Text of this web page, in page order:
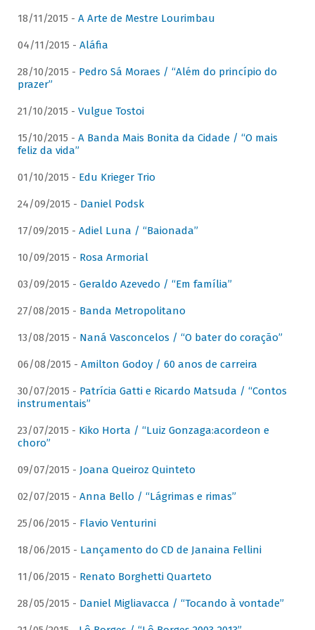
18/11/2015 - A Arte de Mestre Lourimbau
04/11/2015 - Aláfia
28/10/2015 - Pedro Sá Moraes / “Além do princípio do
prazer”
21/10/2015 - Vulgue Tostoi
15/10/2015 - A Banda Mais Bonita da Cidade / “O mais
feliz da vida”
01/10/2015 - Edu Krieger Trio
24/09/2015 - Daniel Podsk
17/09/2015 - Adiel Luna / “Baionada”
10/09/2015 - Rosa Armorial
03/09/2015 - Geraldo Azevedo / “Em família”
27/08/2015 - Banda Metropolitano
13/08/2015 - Naná Vasconcelos / “O bater do coração”
06/08/2015 - Amilton Godoy / 60 anos de carreira
30/07/2015 - Patrícia Gatti e Ricardo Matsuda / “Contos
instrumentais”
23/07/2015 - Kiko Horta / “Luiz Gonzaga:acordeon e
choro”
09/07/2015 - Joana Queiroz Quinteto
02/07/2015 - Anna Bello / “Lágrimas e rimas”
25/06/2015 - Flavio Venturini
18/06/2015 - Lançamento do CD de Janaina Fellini
11/06/2015 - Renato Borghetti Quarteto
28/05/2015 - Daniel Migliavacca / “Tocando à vontade”